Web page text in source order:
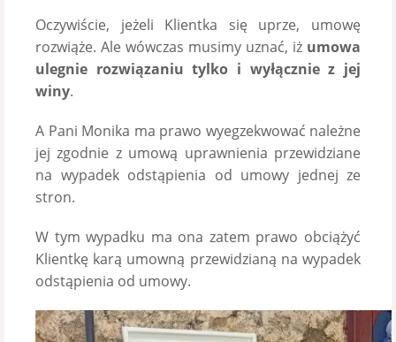
Oczywiście, jeżeli Klientka się uprze, umowę
rozwiąże. Ale wówczas musimy uznać, iż umowa
ulegnie rozwiązaniu tylko i wyłącznie z jej
winy.
A Pani Monika ma prawo wyegzekwować należne
jej zgodnie z umową uprawnienia przewidziane
na wypadek odstąpienia od umowy jednej ze
stron.
W tym wypadku ma ona zatem prawo obciążyć
Klientkę karą umowną przewidzianą na wypadek
odstąpienia od umowy.